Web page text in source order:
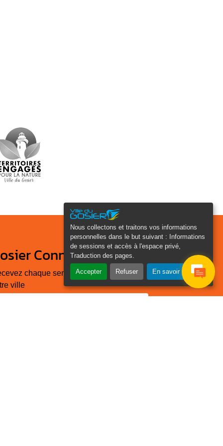
Nous collectons et traitons vos informations
personnelles dans le but suivant :
Informations
de sessions et accès à l'espace privé,
Traduction des pages
Accepter Refuser En savoir plus
Connecté
chaque semaine l'actualité de
ville